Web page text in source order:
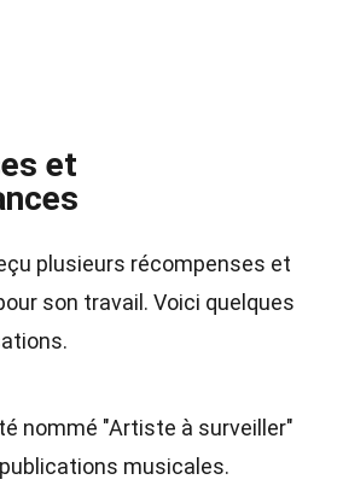
et
plusieurs récompenses et
son travail. Voici quelques
nommé "Artiste à surveiller"
musicales.